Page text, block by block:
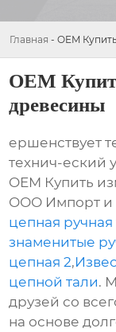
Главная - OEM
OEM
древесины
ершенствует
технич-еский
OEM Купить
ООО Импорт и
цепная ручная
знаменитые
цепная 2,
цепной тали.
друзей со
на основе